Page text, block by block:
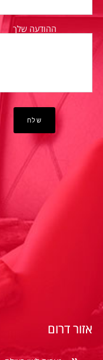
ההודעה שלך
אזור דרום